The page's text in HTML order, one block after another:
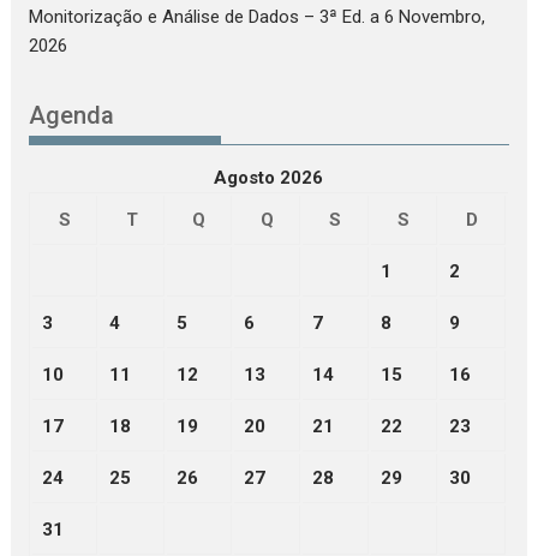
Monitorização e Análise de Dados – 3ª Ed. a 6 Novembro,
2026
Agenda
Agosto 2026
S
T Q Q S S D
1 2
3 4 5 6 7 8 9
10 11 12 13 14 15 16
17 18 19 20 21 22 23
24 25 26 27 28 29 30
31